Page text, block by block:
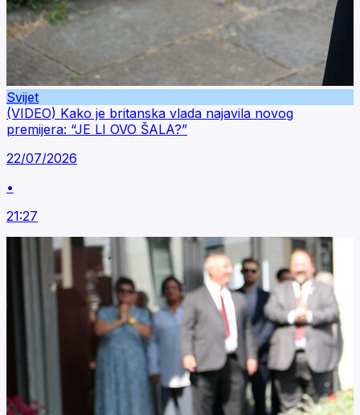
Svijet
(VIDEO) Kako je britanska vlada najavila novog
premijera: “JE LI OVO ŠALA?”
22/07/2026
•
21:27